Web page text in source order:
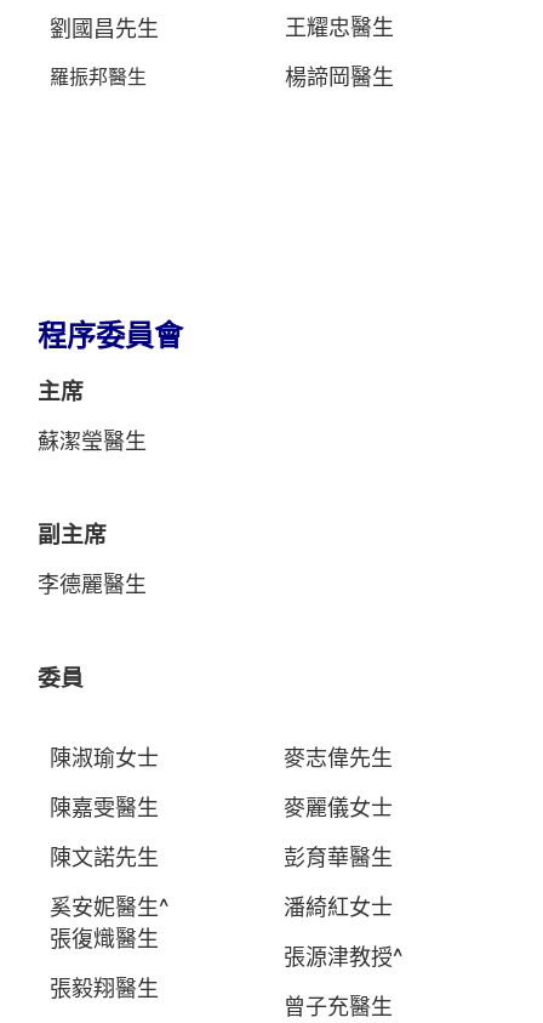
劉國昌先生
羅振邦醫生
王耀忠醫生
楊諦岡醫生
程序委員會
主席
蘇潔瑩醫生
副主席
李德麗醫生
委員
陳淑瑜女士
陳嘉雯醫生
陳文諾先生
奚安妮醫生^
張復熾醫生
張毅翔醫生
麥志偉先生
麥麗儀女士
彭育華醫生
潘綺紅女士
張源津教授^
曾子充醫生